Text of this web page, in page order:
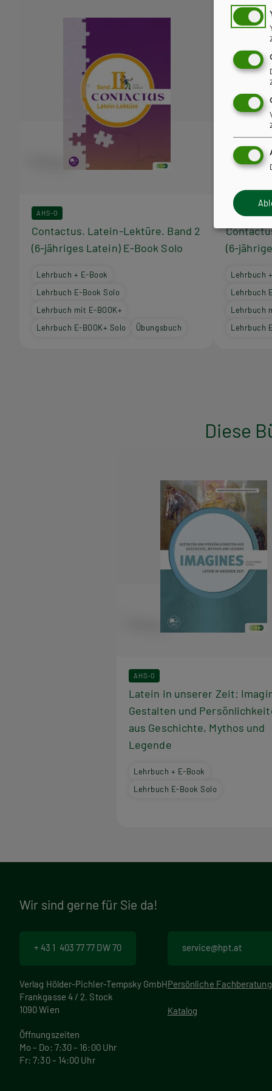
AHS-O
Contactus. Latein-Lektüre. Band 2
(6-jähriges Latein) E-Book Solo
Lehrbuch + E-Book
Lehrbuch E-Book Solo
Lehrbuch mit E-BOOK+
Lehrbuch E-BOOK+ Solo
Übungsbuch
AHS-O
(6-
Lehrbuch
Lehrbuch
Lehrbuch
Lehrbuch
Diese
AHS-O
Latein in unserer Zeit:
Gestalten und
aus Geschichte, Mythos und
Legende
Lehrbuch + E-Book
Lehrbuch E-Book Solo
Wir sind gerne für Sie da!
+ 43 1 403 77 77 DW 70
Verlag Hölder-Pichler-Tempsky GmbH
Frankgasse 4 / 2. Stock
1090 Wien
Öffnungszeiten
Mo – Do: 7:30 – 16:00 Uhr
Fr: 7:30 – 14:00 Uhr
service@hpt.at
Persönliche Fachberatung
Katalog